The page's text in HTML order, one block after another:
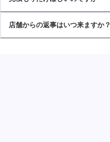
店舗からの返事はいつ来ますか？